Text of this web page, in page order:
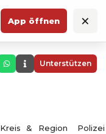
App öffnen ×
Unterstützen
Kreis & Region Polizei